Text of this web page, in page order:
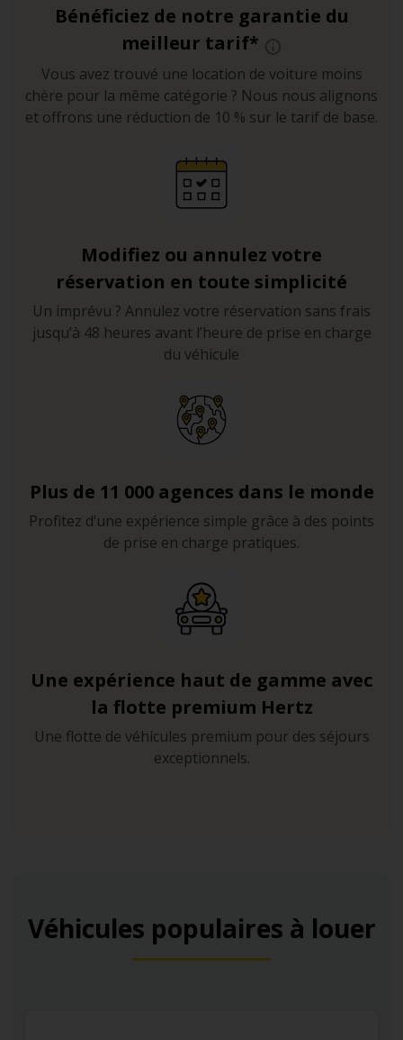
Bénéficiez de notre garantie du
meilleur tarif*
Vous avez trouvé une location de voiture moins
chère pour la même catégorie ? Nous nous alignons
et offrons une réduction de 10 % sur le tarif de base.
Modifiez ou annulez votre
réservation en toute simplicité
Un imprévu ? Annulez votre réservation sans frais
jusqu’à 48 heures avant l’heure de prise en charge
du véhicule
Plus de 11 000 agences dans le monde
Profitez d’une expérience simple grâce à des points
de prise en charge pratiques.
Une expérience haut de gamme avec
la flotte premium Hertz
Une flotte de véhicules premium pour des séjours
exceptionnels.
Véhicules populaires à louer